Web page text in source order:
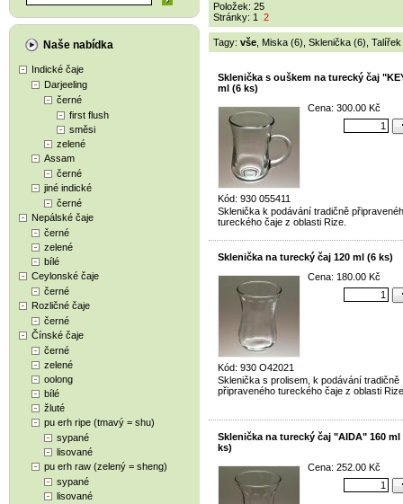
Naše nabídka
Indické čaje
Darjeeling
černé
first flush
směsi
zelené
Assam
černé
jiné indické
černé
Nepálské čaje
černé
zelené
bílé
Ceylonské čaje
černé
Rozličné čaje
černé
Čínské čaje
černé
zelené
oolong
bílé
žluté
pu erh ripe (tmavý = shu)
sypané
lisované
pu erh raw (zelený = sheng)
sypané
lisované
Položek: 25
Stránky: 1 2
Tagy: vše Miska (6) Sklenička (6)
Sklenička s ouškem na turecký čaj
ml (6 ks)
Kód: 930 055411
Cena: 300.00 Kč
Sklenička k podávání tradičně
tureckého čaje z oblasti Rize.
Sklenička na turecký čaj 120 ml (6 ks)
Kód: 930 O42021
Cena: 180.00 Kč
Sklenička s prolisem, k podávání tradičně
připraveného tureckého čaje z oblasti
Sklenička na turecký čaj "AIDA" 160 ml
ks)
Cena: 252.00 Kč